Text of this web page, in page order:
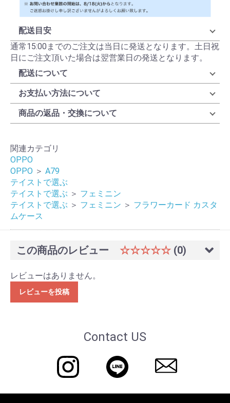
配送目安
通常15:00までのご注文は当日に発送となります。土日祝
日にご注文頂いた場合は翌営業日の発送となります。
配送について
お支払い方法について
商品の返品・交換について
関連カテゴリ
OPPO
OPPO ＞ A79
テイストで選ぶ
テイストで選ぶ ＞ フェミニン
テイストで選ぶ ＞ フェミニン ＞ フラワーカード カスタ
ムケース
この商品のレビュー ☆☆☆☆☆ (0)
レビューはありません。
レビューを投稿
Contact US